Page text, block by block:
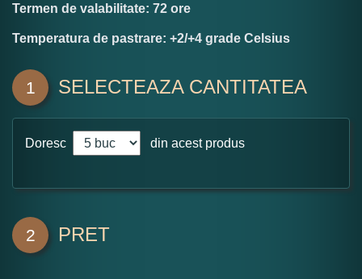
Termen de valabilitate: 72 ore
Temperatura de pastrare: +2/+4 grade Celsius
1 SELECTEAZA CANTITATEA
Doresc din acest produs
2 PRET